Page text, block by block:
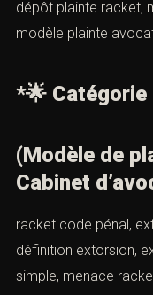
plainteextorsion,
modèle plainte
racket,
familial, rédaction
plainte extorsion
organisée, dépôt
racket, modèle
ACI racket